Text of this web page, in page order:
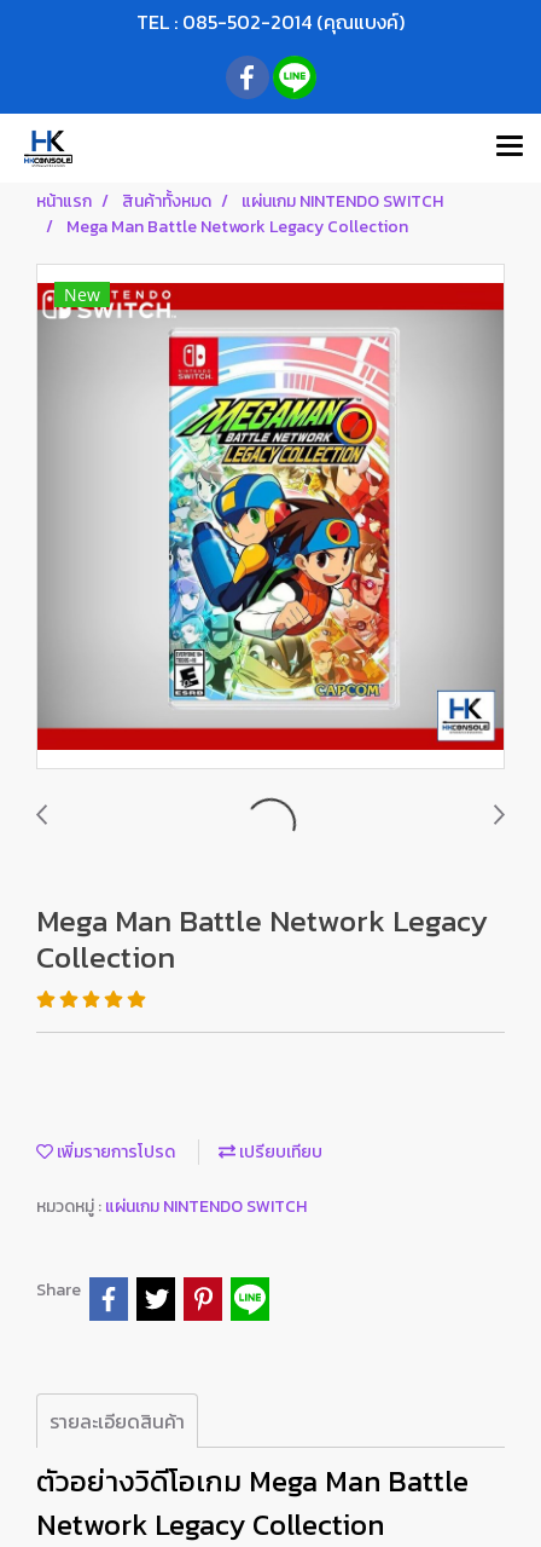
TEL : 085-502-2014 (คุณแบงค์)
หน้าแรก สินค้าทั้งหมด
แผ่นเกม NINTENDO SWITCH
Mega Man Battle Network Legacy Collection
New
Mega Man Battle Network Legacy
Collection
เพิ่มรายการโปรด เปรียบเทียบ
หมวดหมู่ :แผ่นเกม NINTENDO SWITCH
Share
รายละเอียดสินค้า
ตัวอย่างวิดีโอเกม Mega Man Battle
Network Legacy Collection